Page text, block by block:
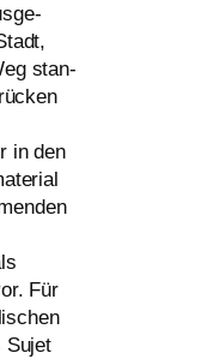
stan­
in den
Für
Sujet